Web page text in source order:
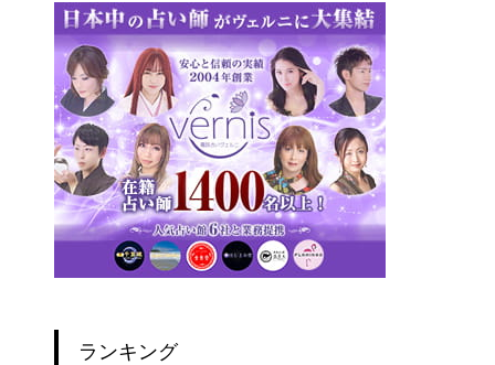
ランキング